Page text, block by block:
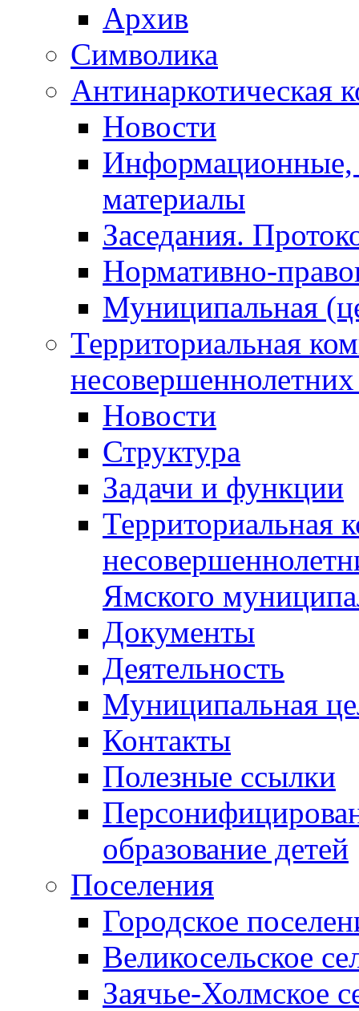
Архив
Символика
Антинаркотическая
Новости
Информационные,
материалы
Заседания.
Нормативно-
Муниципальная
Территориальная
Новости
Структура
Задачи и функции
Территориальная
Ямского
Документы
Деятельность
Муниципальная
Контакты
Полезные ссылки
образование детей
Поселения
Городское
Великосельское
Заячье-Холмское